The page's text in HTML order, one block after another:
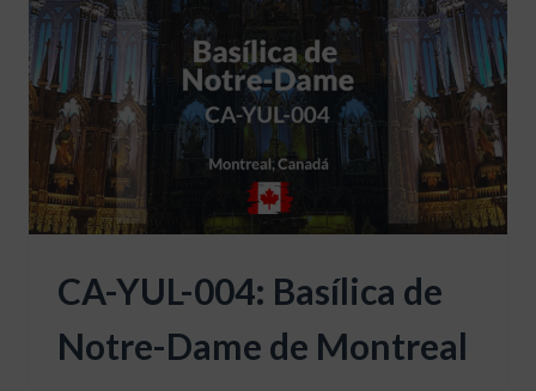
CA-YUL-004: Basílica de
Notre-Dame de Montreal